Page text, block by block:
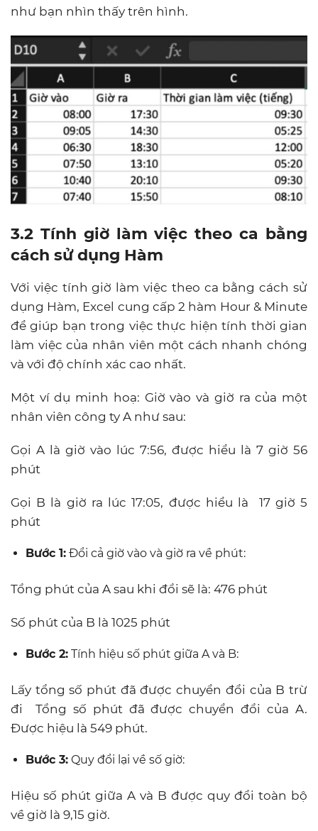
như bạn nhìn thấy trên hình.
3.2 Tính giờ làm việc theo ca bằng
cách sử dụng Hàm
Với việc tính giờ làm việc theo ca bằng cách sử
dụng Hàm, Excel cung cấp 2 hàm Hour & Minute
để giúp bạn trong việc thực hiện tính thời gian
làm việc của nhân viên một cách nhanh chóng
và với độ chính xác cao nhất.
Một ví dụ minh hoạ: Giờ vào và giờ ra của một
nhân viên công ty A như sau:
Gọi A là giờ vào lúc 7:56, được hiểu là 7 giờ 56
phút
Gọi B là giờ ra lúc 17:05, được hiểu là 17 giờ 5
phút
Bước 1: Đổi cả giờ vào và giờ ra về phút:
Tổng phút của A sau khi đổi sẽ là: 476 phút
Số phút của B là 1025 phút
Bước 2: Tính hiệu số phút giữa A và B:
Lấy tổng số phút đã được chuyển đổi của B trừ
đi Tổng số phút đã được chuyển đổi của A.
Được hiệu là 549 phút.
Bước 3: Quy đổi lại về số giờ:
Hiệu số phút giữa A và B được quy đổi toàn bộ
về giờ là 9,15 giờ.